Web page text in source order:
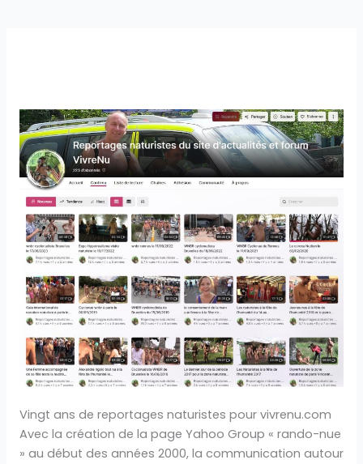
Vingt ans de reportages naturistes pour vivrenu.com
Avec la création de la page Yahoo Group « rando-nue
» au début des années 2000, la communication autour
Odyssée
:
vingt
ans
de
reportages
naturistes
pour
vivrenu.com